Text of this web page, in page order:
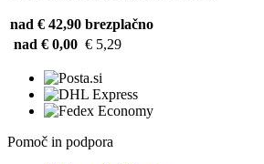
nad € 42,90 brezplačno
nad € 0,00 € 5,29
Pomoč in podpora